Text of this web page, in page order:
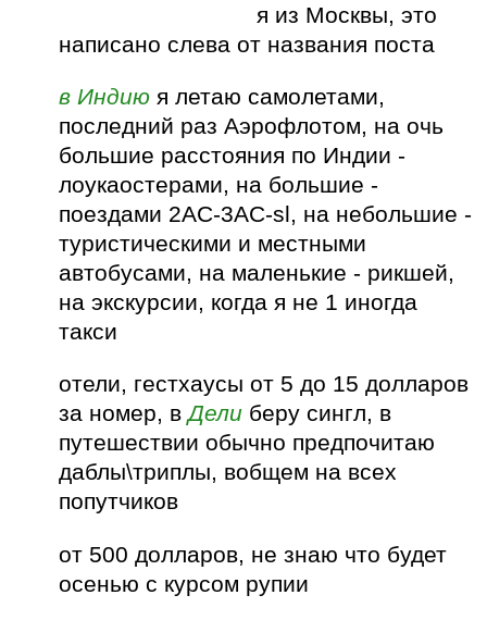
я из Москвы, это
написано слева от названия поста
в Индию я летаю самолетами,
последний раз Аэрофлотом, на очь
большие расстояния по Индии -
лоукаостерами, на большие -
поездами 2АС-3АС-sl, на небольшие -
туристическими и местными
автобусами, на маленькие - рикшей,
на экскурсии, когда я не 1 иногда
такси
отели, гестхаусы от 5 до 15 долларов
за номер, вДели беру сингл, в
путешествии обычно предпочитаю
даблы\триплы, вобщем на всех
попутчиков
от 500 долларов, не знаю что будет
осенью с курсом рупии